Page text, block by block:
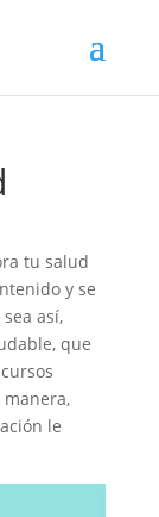
tu salud
y se
así,
que
le